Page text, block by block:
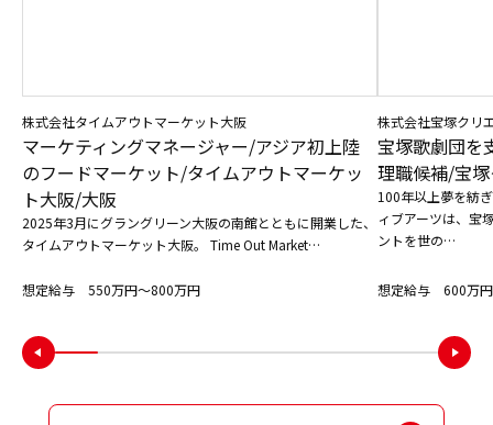
株式会社タイムアウトマーケット大阪
マーケティングマネージャー/アジア初上陸
のフードマーケット/タイムアウトマーケッ
ト大阪/大阪
2025年3月にグラングリーン大阪の南館とともに開業した、
タイムアウトマーケット大阪。 Time Out Market…
想定給与 550万円〜800万円
株式会社宝塚クリ
宝塚歌劇団を
理職候補/宝
100年以上夢を紡
ィブアーツは、宝
ントを世の…
想定給与 600万